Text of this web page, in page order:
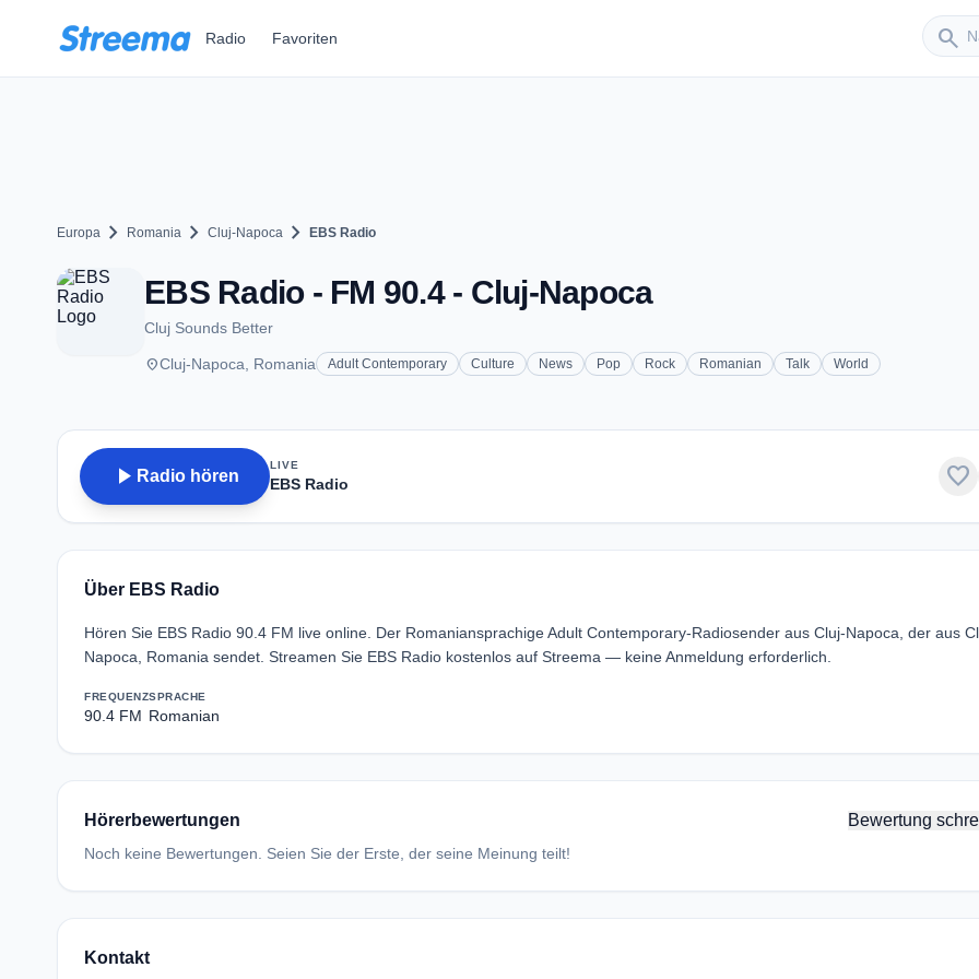
Radio Favoriten search
Sender
Europa chevron_right Romania chevron_right Cluj-Napoca chevron_right EBS Radio
EBS Radio - FM 90.4 - Cluj-Napoca
Cluj Sounds Better
placeCluj-Napoca, Romania Adult Contemporary Culture News Pop Rock Romanian Talk World
play_arrow Radio hören
LIVE
EBS Radio favorite
Über EBS Radio
Hören Sie EBS Radio 90.4 FM live online. Der Romaniansprachige Adult Contemporary-Radiosender aus Cluj-Napoca, der aus
Napoca, Romania sendet. Streamen Sie EBS Radio kostenlos auf Streema — keine Anmeldung erforderlich.
FREQUENZ
90.4 FM
SPRACHE
Romanian
Hörerbewertungen Bewertung
Noch keine Bewertungen. Seien Sie der Erste, der seine Meinung teilt!
Kontakt